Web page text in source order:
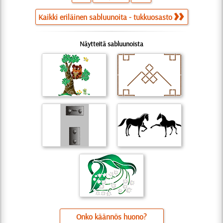
Kaikki eriläinen sabluunoita - tukkuosasto
Näytteitä sabluunoista
Onko käännös huono?